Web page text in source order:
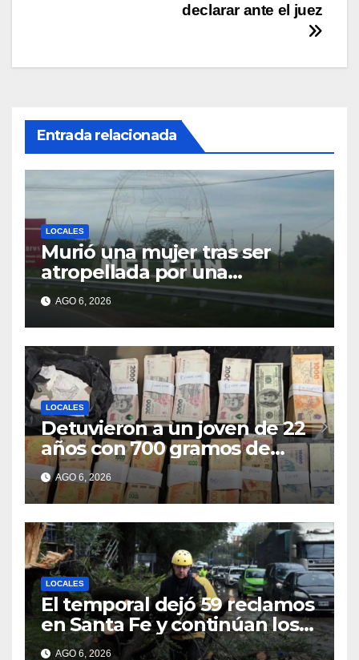
declarar ante el juez
Entrada relacionada
LOCALES
Murió una mujer tras ser
atropellada por una
motocicleta en Nelson
AGO 6, 2026
LOCALES
Detuvieron a un joven de 22
años con 700 gramos de
cocaína
AGO 6, 2026
LOCALES
El temporal dejó 59 reclamos
en Santa Fe y continúan los
operativos municipales
AGO 6, 2026